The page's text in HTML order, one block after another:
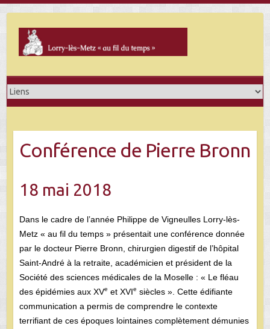
content
Conférence de Pierre Bronn
18 mai 2018
Dans le cadre de l’année Philippe de Vigneulles Lorry-lès-
Metz « au fil du temps » présentait une conférence donnée
par le docteur Pierre Bronn, chirurgien digestif de l’hôpital
Saint-André à la retraite, académicien et président de la
Société des sciences médicales de la Moselle : « Le fléau
des épidémies aux XVe et XVIe siècles ». Cette édifiante
communication a permis de comprendre le contexte
terrifiant de ces époques lointaines complètement démunies